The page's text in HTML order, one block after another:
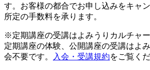
す。お客様の都合でお申し込みをキャ
所定の手数料を承ります。
※定期講座の受講はよみうりカルチャー
定期講座の体験、公開講座の受講はよ
会不要です。
入会・受講規約をご覧くだ